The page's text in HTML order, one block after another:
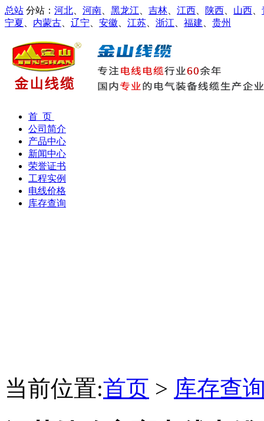
总站 分站： 河北 河南 黑龙江 吉林 江西 陕西 山西
宁夏
内蒙古 辽宁 安徽 江苏 浙江 福建 贵州
首 页
公司简介
产品中心
新闻中心
荣誉证书
工程实例
电线价格
库存查询
当前位置:首页 > 库存查